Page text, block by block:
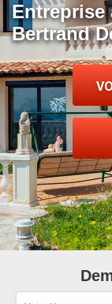
Entreprise
Bertrand